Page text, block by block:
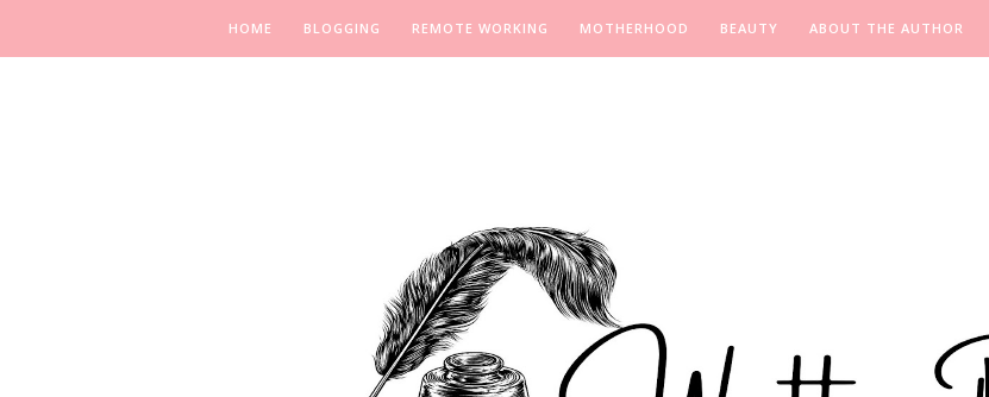
HOME BLOGGING REMOTE WORKING MOTHERHOOD BEAUTY ABOUT THE AUTHOR